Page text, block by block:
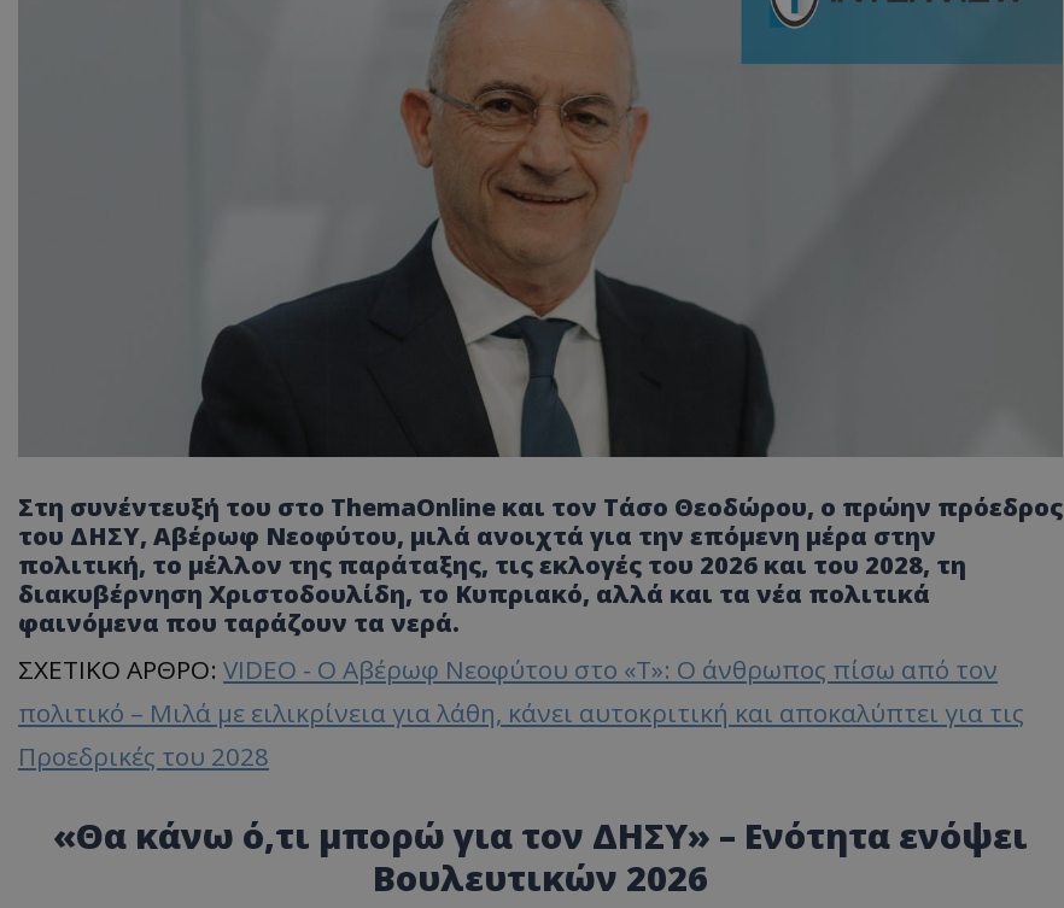
Στη συνέντευξή του στο ThemaOnline και τον Τάσο Θεοδώρου, ο πρώην πρόεδρος
του ΔΗΣΥ, Αβέρωφ Νεοφύτου, μιλά ανοιχτά για την επόμενη μέρα στην
πολιτική, το μέλλον της παράταξης, τις εκλογές του 2026 και του 2028, τη
διακυβέρνηση Χριστοδουλίδη, το Κυπριακό, αλλά και τα νέα πολιτικά
φαινόμενα που ταράζουν τα νερά.
ΣΧΕΤΙΚΟ ΑΡΘΡΟ: VIDEO - Ο Αβέρωφ Νεοφύτου στο «T»: Ο άνθρωπος πίσω από τον
πολιτικό – Μιλά με ειλικρίνεια για λάθη, κάνει αυτοκριτική και αποκαλύπτει για τις
Προεδρικές του 2028
«Θα κάνω ό,τι μπορώ για τον ΔΗΣΥ» – Ενότητα ενόψει
Βουλευτικών 2026